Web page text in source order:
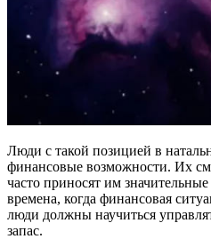
Люди с такой позицией в
финансовые возможности. Их
часто приносят им
времена, когда финансовая
люди должны научиться
запас.